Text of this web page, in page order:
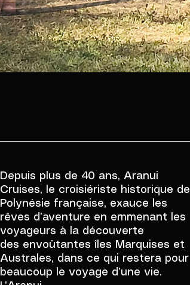
Depuis plus de 40 ans, Aranui
Cruises, le croisiériste historique de
Polynésie française, exauce les
rêves d’aventure en emmenant les
voyageurs à la découverte
des envoûtantes îles Marquises et
Australes, dans ce qui restera pour
beaucoup le voyage d’une vie.